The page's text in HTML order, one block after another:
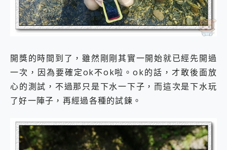
開獎的時間到了，雖然剛剛其實一開始就已經先開過
一次，因為要確定ok不ok啦。ok的話，才敢後面放
心的測試，不過那只是下水一下子，而這次是下水玩
了好一陣子，再經過各種的試鍊。